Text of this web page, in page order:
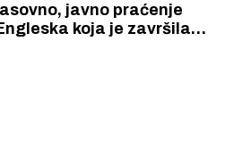
javno praćenje
koja je završila